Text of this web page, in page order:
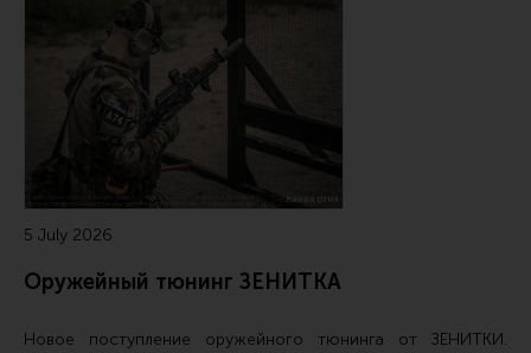
5 July 2026
Оружейный тюнинг ЗЕНИТКА
Новое поступление оружейного тюнинга от ЗЕНИТКИ.